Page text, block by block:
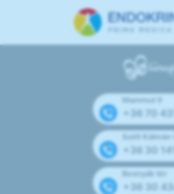
Mammut II
+36 70
Széll Kálmán
+36 30
Bosnyák tér
+36 30